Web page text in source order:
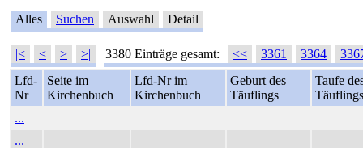
Alles Suchen Auswahl Detail
|< < > >| 3380 Einträge gesamt: << 3361 3364
Lfd-
Nr
Seite im
Kirchenbuch
Lfd-Nr im
Kirchenbuch
Geburt des
Täuflings
Taufe
Täuflings
...
...